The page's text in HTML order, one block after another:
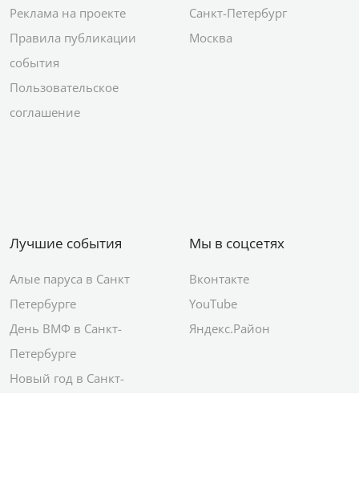
Реклама на проекте
Правила публикации
события
Пользовательское
соглашение
Санкт-Петербург
Москва
Лучшие события
Алые паруса в Санкт
Петербурге
День ВМФ в Санкт-
Петербурге
Новый год в Санкт-
Мы в соцсетях
Вконтакте
YouTube
Яндекс.Район